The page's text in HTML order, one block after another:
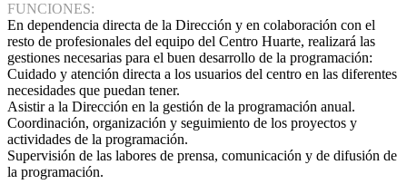
FUNCIONES:
En dependencia directa de la Dirección y en colaboración con el
resto de profesionales del equipo del Centro Huarte, realizará las
gestiones necesarias para el buen desarrollo de la programación:
Cuidado y atención directa a los usuarios del centro en las diferentes
necesidades que puedan tener.
Asistir a la Dirección en la gestión de la programación anual.
Coordinación, organización y seguimiento de los proyectos y
actividades de la programación.
Supervisión de las labores de prensa, comunicación y de difusión de
la programación.